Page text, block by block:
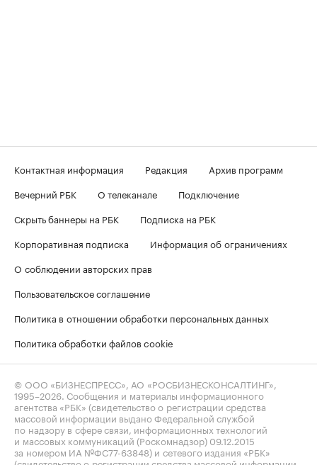
Контактная информация Редакция
Архив программ
Вечерний РБК
О телеканале
Подключение
Скрыть баннеры на РБК
Подписка на РБК
Корпоративная подписка
Информация об ограничениях
О соблюдении авторских прав
Пользовательское соглашение
Политика в отношении обработки персональных данных
Политика обработки файлов cookie
© ООО «БИЗНЕСПРЕСС», АО «РОСБИЗНЕСКОНСАЛТИНГ»,
1995–2026 . Сообщения и материалы информационного
агентства «РБК» (свидетельство о регистрации средства
массовой информации выдано Федеральной службой
по надзору в сфере связи, информационных технологий
и массовых коммуникаций (Роскомнадзор) 09.12.2015
за номером ИА №ФС77-63848) и сетевого издания «РБК»